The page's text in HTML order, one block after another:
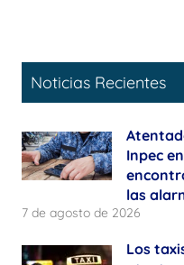
Noticias Recientes
Inpec
las
7 de agosto de 2026
Los